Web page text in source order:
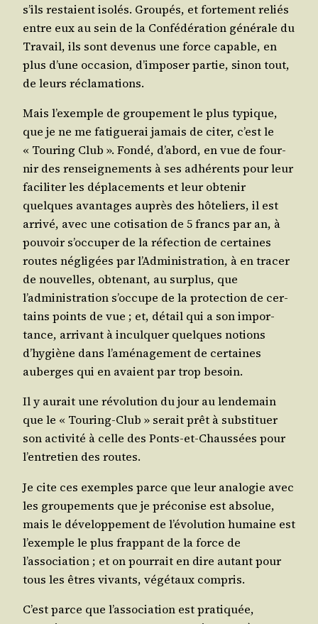
s’ils res­taient iso­lés. Grou­pés, et for­te­ment reliés
entre eux au sein de la Confé­dé­ra­tion géné­rale du
Tra­vail, ils sont deve­nus une force capable, en
plus d’une occa­sion, d’imposer par­tie, sinon tout,
de leurs réclamations.
Mais l’exemple de grou­pe­ment le plus typique,
que je ne me fati­gue­rai jamais de citer, c’est le
« Tou­ring Club ». Fon­dé, d’abord, en vue de four­
nir des ren­sei­gne­ments à ses adhé­rents pour leur
faci­li­ter les dépla­ce­ments et leur obte­nir
quelques avan­tages auprès des hôte­liers, il est
arri­vé, avec une coti­sa­tion de 5 francs par an, à
pou­voir s’occuper de la réfec­tion de cer­taines
routes négli­gées par l’Administration, à en tra­cer
de nou­velles, obte­nant, au sur­plus, que
l’administration s’occupe de la pro­tec­tion de cer­
tains points de vue ; et, détail qui a son impor­
tance, arri­vant à incul­quer quelques notions
d’hygiène dans l’aménagement de cer­taines
auberges qui en avaient par trop besoin.
Il y aurait une révo­lu­tion du jour au len­de­main
que le « Tou­ring-Club » serait prêt à sub­sti­tuer
son acti­vi­té à celle des Ponts-et-Chaus­sées pour
l’entretien des routes.
Je cite ces exemples parce que leur ana­lo­gie avec
les grou­pe­ments que je pré­co­nise est abso­lue,
mais le déve­lop­pe­ment de l’évolution humaine est
l’exemple le plus frap­pant de la force de
l’association ; et on pour­rait en dire autant pour
tous les êtres vivants, végé­taux compris.
C’est parce que l’association est pra­ti­quée,